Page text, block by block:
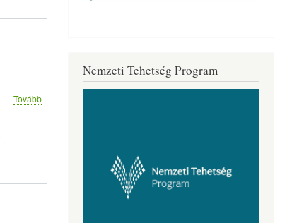
Tovább
Nemzeti Tehetség Program